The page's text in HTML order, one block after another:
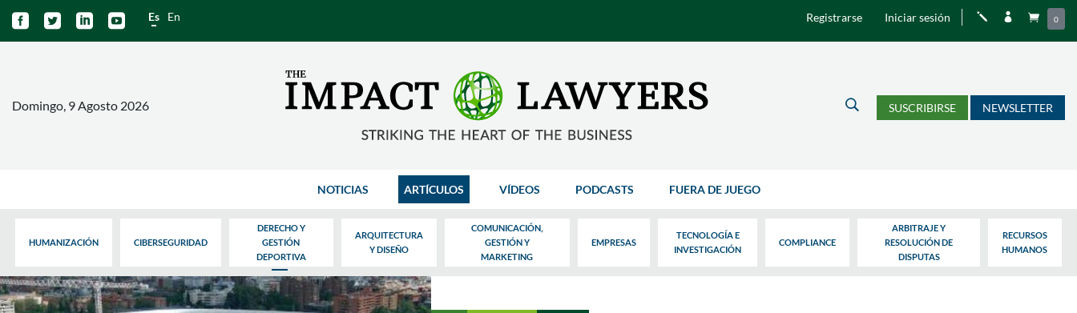
    Es En Registrarse Iniciar sesión j   0
Domingo, 9 Agosto 2026 U SUSCRIBIRSE NEWSLETTER
NOTICIAS ARTÍCULOS VÍDEOS PODCASTS FUERA DE JUEGO
HUMANIZACIÓN CIBERSEGURIDAD
DERECHO Y
GESTIÓN
DEPORTIVA
ARQUITECTURA
Y DISEÑO
COMUNICACIÓN,
GESTIÓN Y
MARKETING
EMPRESAS
TECNOLOGÍA E
INVESTIGACIÓN
COMPLIANCE
ARBITRAJE Y
RESOLUCIÓN DE
DISPUTAS
RECURSOS
HUMANOS